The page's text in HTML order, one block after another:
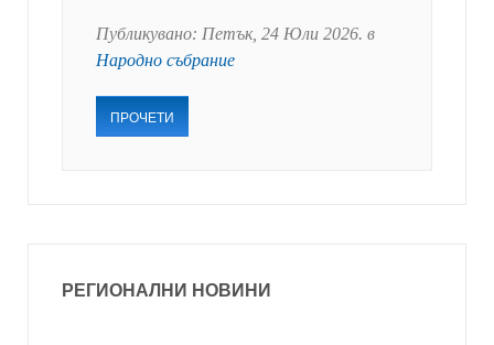
Публикувано: Петък, 24 Юли 2026. в
Народно събрание
ПРОЧЕТИ
РЕГИОНАЛНИ НОВИНИ